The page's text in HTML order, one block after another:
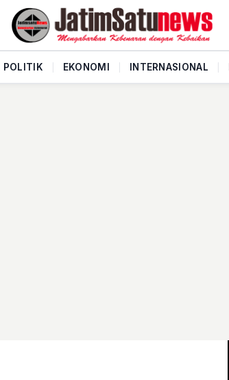
POLITIK EKONOMI INTERNASIONAL